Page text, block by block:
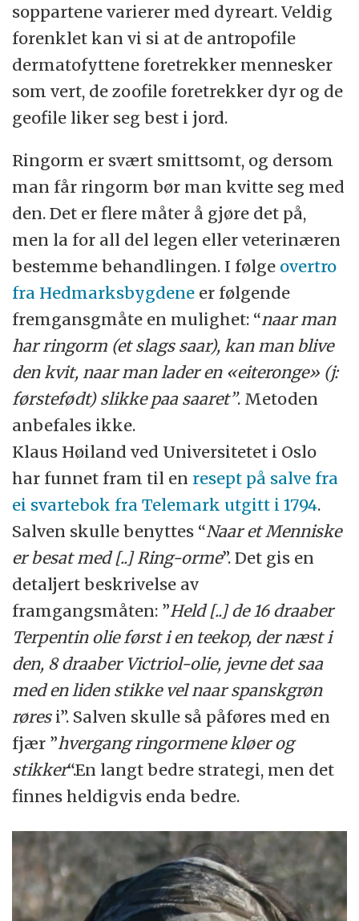
soppartene varierer med dyreart. Veldig
forenklet kan vi si at de antropofile
dermatofyttene foretrekker mennesker
som vert, de zoofile foretrekker dyr og de
geofile liker seg best i jord.
Ringorm er svært smittsomt, og dersom
man får ringorm bør man kvitte seg med
den. Det er flere måter å gjøre det på,
men la for all del legen eller veterinæren
bestemme behandlingen. I følge overtro
fra Hedmarksbygdene er følgende
fremgansgmåte en mulighet: “naar man
har ringorm (et slags saar), kan man blive
den kvit, naar man lader en «eiteronge» (j:
førstefødt) slikke paa saaret”. Metoden
anbefales ikke.
Klaus Høiland ved Universitetet i Oslo
har funnet fram til en resept på salve fra
ei svartebok fra Telemark utgitt i 1794.
Salven skulle benyttes “Naar et Menniske
er besat med [..] Ring-orme”. Det gis en
detaljert beskrivelse av
framgangsmåten: ”Held [..] de 16 draaber
Terpentin olie først i en teekop, der næst i
den, 8 draaber Victriol-olie, jevne det saa
med en liden stikke vel naar spanskgrøn
røres i”. Salven skulle så påføres med en
fjær ”hvergang ringormene kløer og
stikker“.En langt bedre strategi, men det
finnes heldigvis enda bedre.